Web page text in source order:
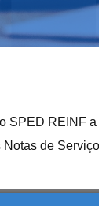
SPED REINF
de